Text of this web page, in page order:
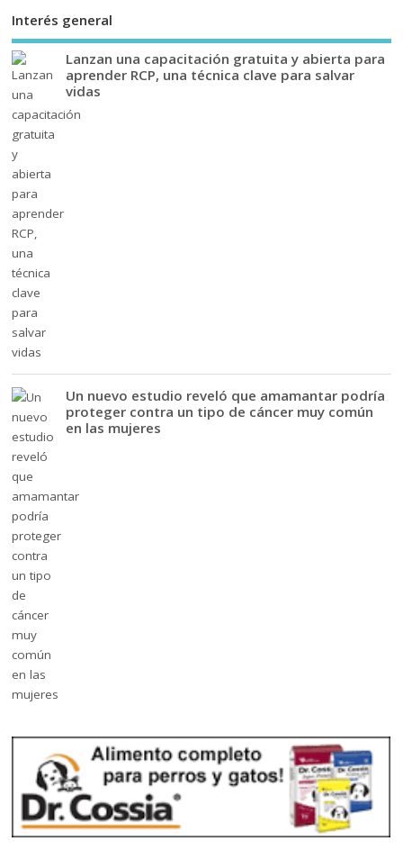
Interés general
Lanzan una capacitación gratuita y abierta para
aprender RCP, una técnica clave para salvar
vidas
Un nuevo estudio reveló que amamantar podría
proteger contra un tipo de cáncer muy común
en las mujeres